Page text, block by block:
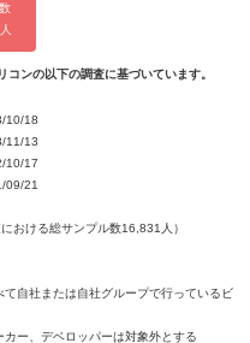
人
ンの以下の調査に基づいています。
10/18
11/13
10/17
09/21
おける総サンプル数16,831人）
て自社または自社グループで行っているビ
カー、デベロッパーは対象外とする